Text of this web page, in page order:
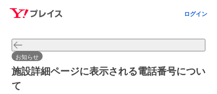
ログイン
お知らせ
施設詳細ページに表示される電話番号につい
て